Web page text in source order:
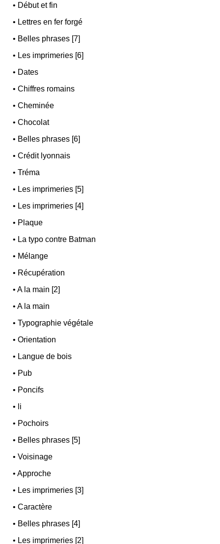
• Début et fin
• Lettres en fer forgé
• Belles phrases [7]
• Les imprimeries [6]
• Dates
•Chiffres romains
•Cheminée
•Chocolat
• Belles phrases [6]
•Crédit lyonnais
•Tréma
• Les imprimeries [5]
• Les imprimeries [4]
• Plaque
• La typo contre Batman
• Mélange
• Récupération
•A la main [2]
•A la main
•Typographie végétale
•Orientation
• Langue de bois
• Pub
• Poncifs
• li
• Pochoirs
• Belles phrases [5]
•Voisinage
•Approche
• Les imprimeries [3]
•Caractère
• Belles phrases [4]
• Les imprimeries [2]